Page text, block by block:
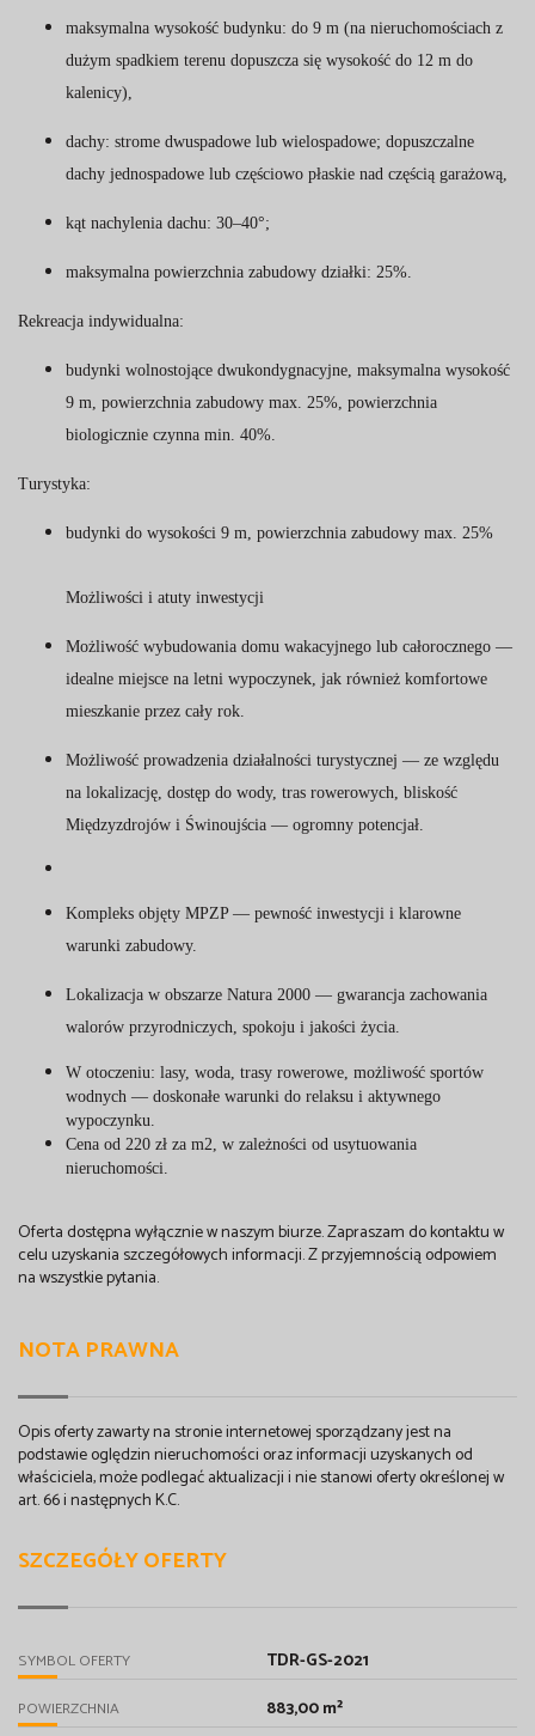
maksymalna wysokość budynku: do 9 m (na nieruchomościach z
dużym spadkiem terenu dopuszcza się wysokość do 12 m do
kalenicy),
dachy: strome dwuspadowe lub wielospadowe; dopuszczalne
dachy jednospadowe lub częściowo płaskie nad częścią garażową,
kąt nachylenia dachu: 30–40°;
maksymalna powierzchnia zabudowy działki: 25%.
Rekreacja indywidualna:
budynki wolnostojące dwukondygnacyjne, maksymalna wysokość
9 m, powierzchnia zabudowy max. 25%, powierzchnia
biologicznie czynna min. 40%.
Turystyka:
budynki do wysokości 9 m, powierzchnia zabudowy max. 25%
Możliwości i atuty inwestycji
Możliwość wybudowania domu wakacyjnego lub całorocznego —
idealne miejsce na letni wypoczynek, jak również komfortowe
mieszkanie przez cały rok.
Możliwość prowadzenia działalności turystycznej — ze względu
na lokalizację, dostęp do wody, tras rowerowych, bliskość
Międzyzdrojów i Świnoujścia — ogromny potencjał.
Kompleks objęty MPZP — pewność inwestycji i klarowne
warunki zabudowy.
Lokalizacja w obszarze Natura 2000 — gwarancja zachowania
walorów przyrodniczych, spokoju i jakości życia.
W otoczeniu: lasy, woda, trasy rowerowe, możliwość sportów
wodnych — doskonałe warunki do relaksu i aktywnego
wypoczynku.
Cena od 220 zł za m2, w zależności od usytuowania
nieruchomości.
Oferta dostępna wyłącznie w naszym biurze. Zapraszam do kontaktu w
celu uzyskania szczegółowych informacji. Z przyjemnością odpowiem
na wszystkie pytania.
NOTA PRAWNA
Opis oferty zawarty na stronie internetowej sporządzany jest na
podstawie oględzin nieruchomości oraz informacji uzyskanych od
właściciela, może podlegać aktualizacji i nie stanowi oferty określonej w
art. 66 i następnych K.C.
SZCZEGÓŁY OFERTY
SYMBOL OFERTY TDR-GS-2021
POWIERZCHNIA 883,00 m²